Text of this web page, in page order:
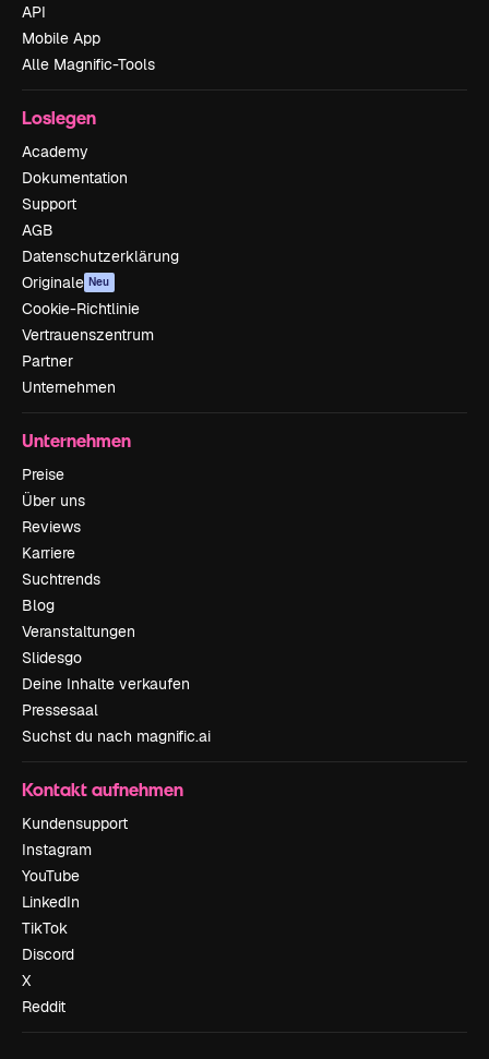
API
Mobile App
Alle Magnific-Tools
Loslegen
Academy
Dokumentation
Support
AGB
Datenschutzerklärung
Originale Neu
Cookie-Richtlinie
Vertrauenszentrum
Partner
Unternehmen
Unternehmen
Preise
Über uns
Reviews
Karriere
Suchtrends
Blog
Veranstaltungen
Slidesgo
Deine Inhalte verkaufen
Pressesaal
Suchst du nach magnific.ai
Kontakt aufnehmen
Kundensupport
Instagram
YouTube
LinkedIn
TikTok
Discord
X
Reddit